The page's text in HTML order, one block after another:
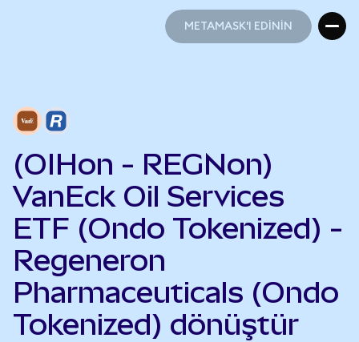
METAMASK'I EDİNİN
(OIHon - REGNon)
VanEck Oil Services
ETF (Ondo Tokenized) -
Regeneron
Pharmaceuticals (Ondo
Tokenized) dönüştür